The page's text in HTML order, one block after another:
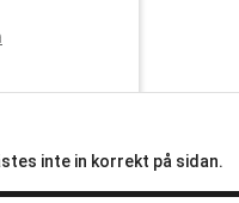
inte in korrekt på sidan.